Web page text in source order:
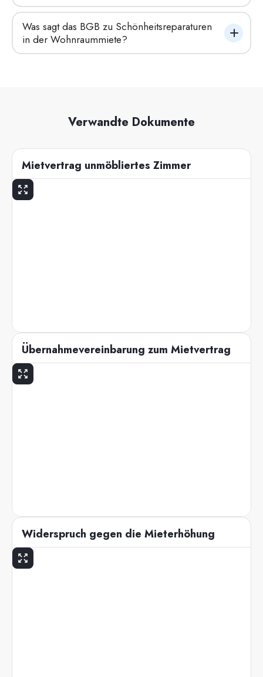
Was sagt das BGB zu Schönheitsreparaturen
in der Wohnraummiete?
Verwandte Dokumente
Mietvertrag unmöbliertes Zimmer
Übernahmevereinbarung zum Mietvertrag
Widerspruch gegen die Mieterhöhung